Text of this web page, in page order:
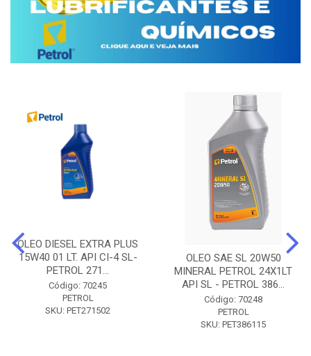
OLEO DIESEL EXTRA PLUS
15W40 01 LT. API CI-4 SL-
PETROL 271...
Código: 70245
PETROL
SKU: PET271502
OLEO SAE SL 20W50
MINERAL PETROL 24X1LT
API SL - PETROL 386...
Código: 70248
PETROL
SKU: PET386115